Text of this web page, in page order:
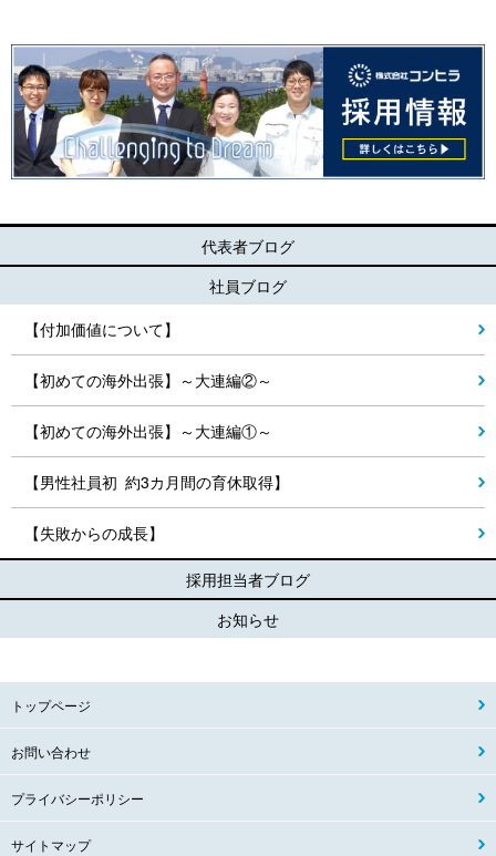
代表者ブログ
社員ブログ
【付加価値について】
【初めての海外出張】～大連編②～
【初めての海外出張】～大連編①～
【男性社員初 約3カ月間の育休取得】
【失敗からの成長】
採用担当者ブログ
お知らせ
トップページ
お問い合わせ
プライバシーポリシー
サイトマップ